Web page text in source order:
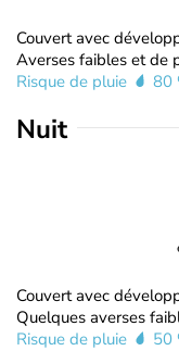
Couvert avec
Averses faibles et de
Risque de pluie
80
Nuit
Couvert avec
Quelques averses
Risque de pluie
50